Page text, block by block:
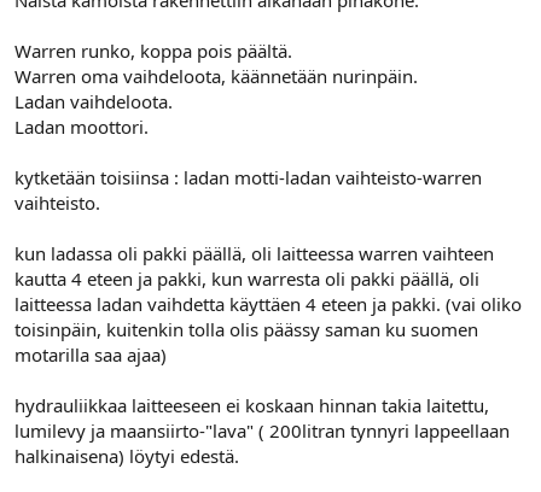
o
i
t
t
a
a
r
ä
Warren runko, koppa pois päältä.
Warren oma vaihdeloota, käännetään nurinpäin.
Ladan vaihdeloota.
Ladan moottori.
kytketään toisiinsa : ladan motti-ladan vaihteisto-warren
vaihteisto.
kun ladassa oli pakki päällä, oli laitteessa warren vaihteen
kautta 4 eteen ja pakki, kun warresta oli pakki päällä, oli
laitteessa ladan vaihdetta käyttäen 4 eteen ja pakki. (vai oliko
toisinpäin, kuitenkin tolla olis päässy saman ku suomen
motarilla saa ajaa)
hydrauliikkaa laitteeseen ei koskaan hinnan takia laitettu,
lumilevy ja maansiirto-"lava" ( 200litran tynnyri lappeellaan
halkinaisena) löytyi edestä.